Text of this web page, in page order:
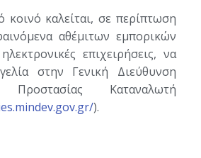
κοινό καλείται, σε περίπτωση
αθέμιτων εμπορικών
επιχειρήσεις, να
στην Γενική Διεύθυνση
Καταναλωτή
).